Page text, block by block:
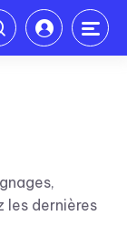
les dernières